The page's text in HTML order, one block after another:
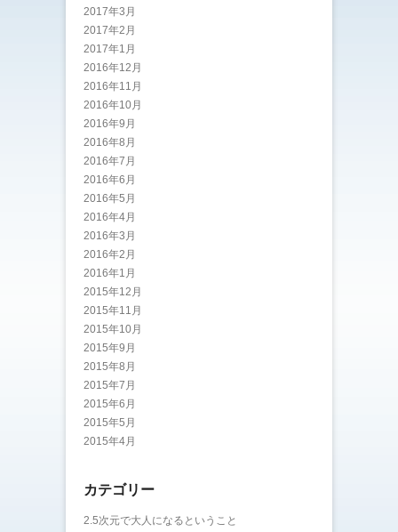
2017年3月
2017年2月
2017年1月
2016年12月
2016年11月
2016年10月
2016年9月
2016年8月
2016年7月
2016年6月
2016年5月
2016年4月
2016年3月
2016年2月
2016年1月
2015年12月
2015年11月
2015年10月
2015年9月
2015年8月
2015年7月
2015年6月
2015年5月
2015年4月
カテゴリー
2.5次元で大人になるということ